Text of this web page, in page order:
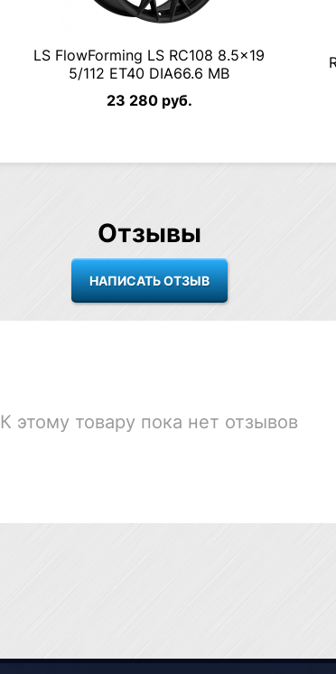
LS FlowForming LS RC108 8.5×19
5/112 ET40 DIA66.6 MB
23 280 руб.
Отзывы
К этому товару пока нет отзывов